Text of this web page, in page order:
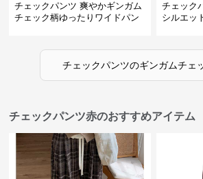
チェックパンツ 爽やかギンガム
チェック柄ゆったりワイドパン
チェック
シルエッ
チェックパンツのギンガムチェ
チェックパンツ赤のおすすめアイテム